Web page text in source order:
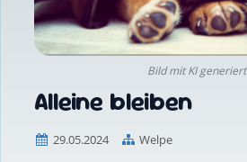
Bild mit KI generiert
Alleine bleiben
29.05.2024 Welpe